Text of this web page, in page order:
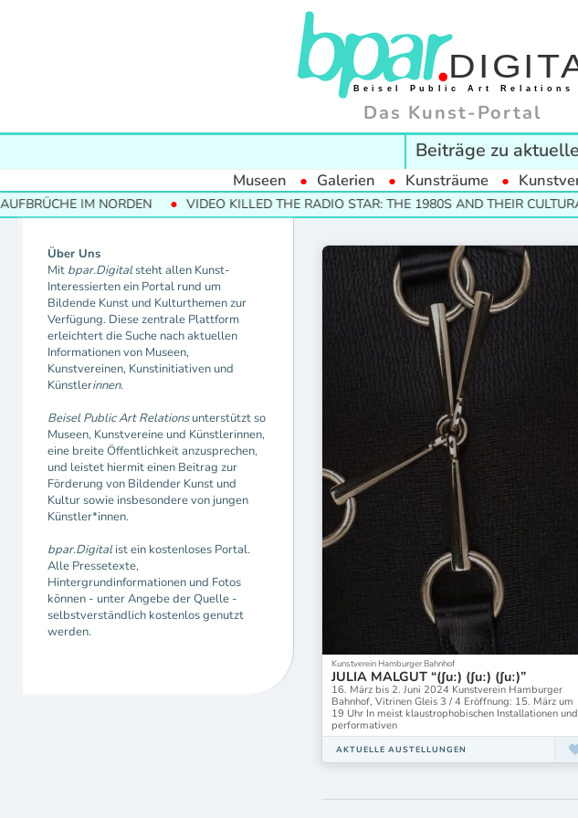
Das Kunst-Portal
Beiträge zu
Museen Galerien Kunsträume
IM NORDEN VIDEO KILLED THE RADIO STAR: THE 1980S AND THEIR CULTURAL
Über Uns
Mit bpar.Digitalsteht allen Kunst-
Interessierten ein Portal rund um
Bildende Kunst und Kulturthemen zur
Verfügung. Diese zentrale Plattform
erleichtert die Suche nach aktuellen
Informationen von Museen,
Kunstvereinen, Kunstinitiativen und
Künstlerinnen.
Beisel Public Art Relationsunterstützt so
Museen, Kunstvereine und Künstlerinnen,
eine breite Öffentlichkeit anzusprechen,
und leistet hiermit einen Beitrag zur
Förderung von Bildender Kunst und
Kultur sowie insbesondere von jungen
Künstler*innen.
bpar.Digitalist ein kostenloses Portal.
Alle Pressetexte,
Hintergrundinformationen und Fotos
können - unter Angebe der Quelle -
selbstverständlich kostenlos genutzt
werden.
Kunstverein Hamburger Bahnhof
JULIA MALGUT “(ʃuː) (ʃuː) (ʃuː)”
16. März bis 2. Juni 2024 Kunstverein Hamburger
Bahnhof, Vitrinen Gleis 3 / 4 Eröffnung: 15. März um
19 Uhr In meist klaustrophobischen Installationen und
performativen
AKTUELLE AUSTELLUNGEN